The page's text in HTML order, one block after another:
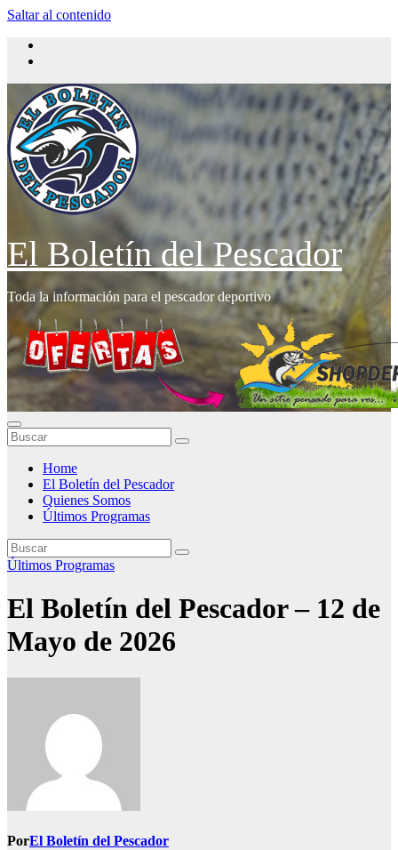
Saltar al contenido
El Boletín del Pescador
Toda la información para el pescador deportivo
Home
El Boletín del Pescador
Quienes Somos
Últimos Programas
Últimos Programas
El Boletín del Pescador – 12 de
Mayo de 2026
PorEl Boletín del Pescador